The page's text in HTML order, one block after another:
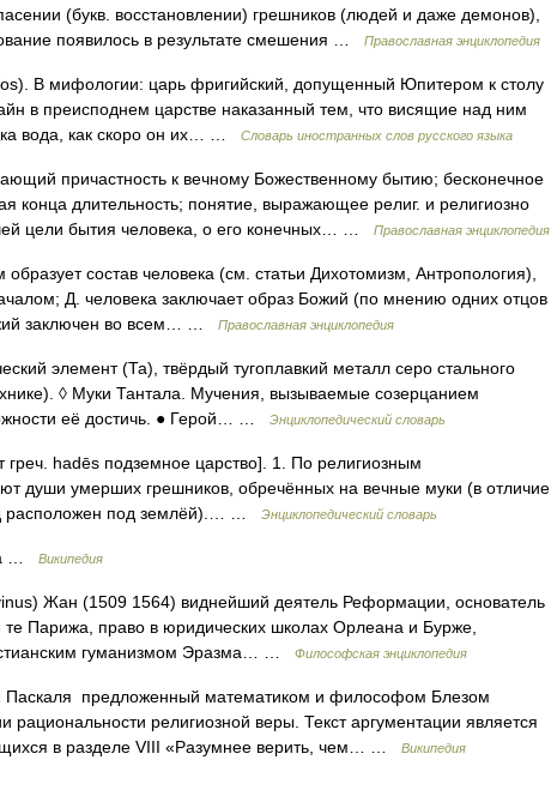
(букв. восстановлении) грешников (людей и даже демонов),
появилось в результате смешения …
Православная энциклопедия
В мифологии: царь фригийский, допущенный Юпитером к столу
в преисподнем царстве наказанный тем, что висящие над ним
вода, как скоро он их… …
Словарь иностранных слов русского языка
причастность к вечному Божественному бытию; бесконечное
конца длительность; понятие, выражающее религ. и религиозно
цели бытия человека, о его конечных… …
Православная энциклопедия
состав человека (см. статьи Дихотомизм, Антропология),
Д. человека заключает образ Божий (по мнению одних отцов
заключен во всем… …
Православная энциклопедия
элемент (Та), твёрдый тугоплавкий металл серо стального
◊ Муки Тантала. Мучения, вызываемые созерцанием
её достичь. ● Герой… …
Энциклопедический словарь
hadēs подземное царство]. 1. По религиозным
души умерших грешников, обречённых на вечные муки (в отличие
расположен под землёй).… …
Энциклопедический словарь
… Википедия
Жан (1509 1564) виднейший деятель Реформации, основатель
те Парижа, право в юридических школах Орлеана и Бурже,
гуманизмом Эразма… …
Философская энциклопедия
предложенный математиком и философом Блезом
рациональности религиозной веры. Текст аргументации является
в разделе VIII «Разумнее верить, чем… …
Википедия